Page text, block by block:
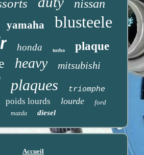
nissan
yamaha blusteele
honda turbo plaque
heavy mitsubishi
plaques triomphe
poids lourds lourde ford
mazda diesel
Accueil